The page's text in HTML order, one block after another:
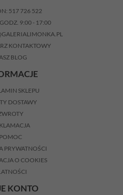
517 726 522
GODZ. 9:00 - 17:00
KONTAKTOWY
BLOG
SKLEPU
DOSTAWY
POMOC
PRYWATNOŚCI
O COOKIES
KONTO